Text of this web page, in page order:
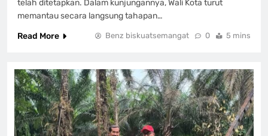
telah ditetapkan. Dalam kunjungannya, Wali Kota turut
memantau secara langsung tahapan…
Read More
Benz biskuatsemangat 0 5 mins